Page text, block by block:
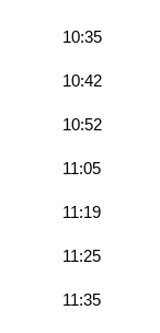
10:35
10:42
10:52
11:05
11:19
11:25
11:35